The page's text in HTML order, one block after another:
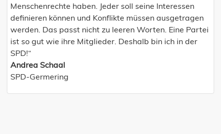
Menschenrechte haben. Jeder soll seine Interessen
definieren können und Konflikte müssen ausgetragen
werden. Das passt nicht zu leeren Worten. Eine Partei
ist so gut wie ihre Mitglieder. Deshalb bin ich in der
SPD!“
Andrea Schaal
SPD-Germering